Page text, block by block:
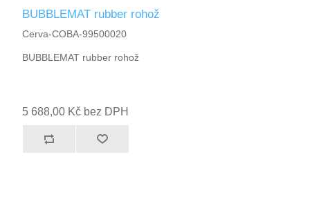
BUBBLEMAT rubber rohož
Cerva-COBA-99500020
BUBBLEMAT rubber rohož
5 688,00 Kč bez DPH